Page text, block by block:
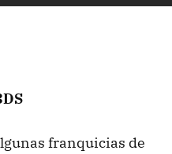
franquicias de